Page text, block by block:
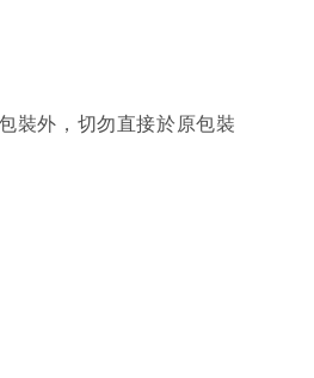
裝外，切勿直接於原包裝